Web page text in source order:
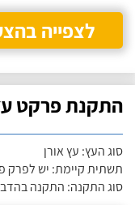
לצפייה
התקנת פרקט
סוג העץ: עץ אורן
תשתית קיימת: יש לפרק
סוג התקנה: התקנה